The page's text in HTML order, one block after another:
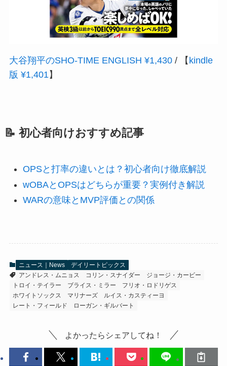
大谷翔平のSHO‐TIME ENGLISH ¥1,430/ 【 kindle
版 ¥1,401】
📝 初心者向けおすすめ記事
OPSと打率の違いとは？初心者向け徹底解説
wOBAとOPSはどちらが重要？実例付き解説
WARの意味とMVP評価との関係
ニュース｜News
デイリートピックス
アンドレス・ムニョス
コリン・スナイダー
ジョージ・カービー
トロイ・テイラー
ブライス・ミラー
フリオ・ロドリゲス
ホワイトソックス
マリナーズ
ルイス・カスティーヨ
レート・フィールド
ローガン・ギルバート
よかったらシェアしてね！